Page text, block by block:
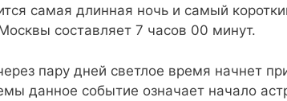
самая длинная ночь и самый
составляет 7 часов 00 минут.
пару дней светлое время начнет
данное событие означает начало